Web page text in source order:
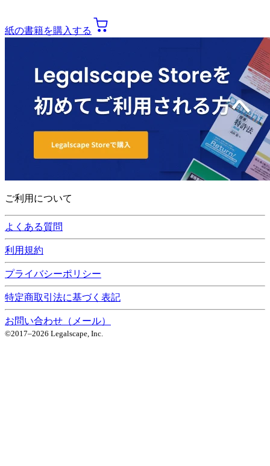
紙の書籍を購入する
ご利用について
よくある質問
利用規約
プライバシーポリシー
特定商取引法に基づく表記
お問い合わせ（メール）
©2017–2026 Legalscape, Inc.